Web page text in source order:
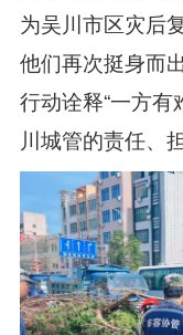
为吴川市区灾后
他们再次挺身而
行动诠释“一方
川城管的责任、